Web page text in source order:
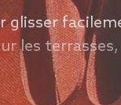
les
toile